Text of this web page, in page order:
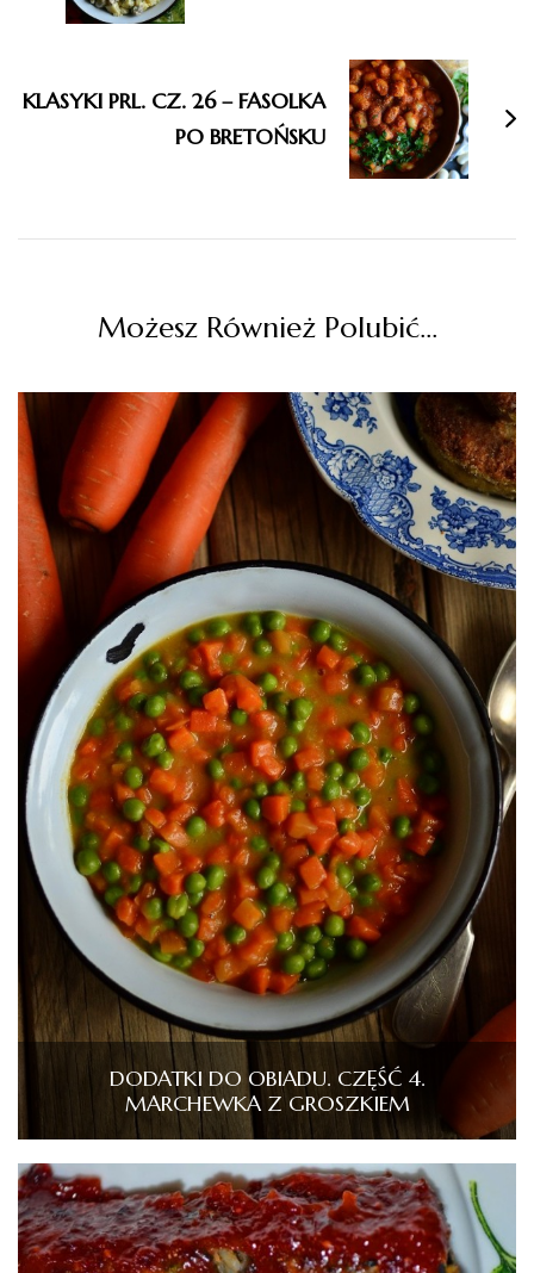
KLASYKI PRL. CZ. 26 – FASOLKA
PO BRETOŃSKU
Możesz Również Polubić…
DODATKI DO OBIADU. CZĘŚĆ 4.
MARCHEWKA Z GROSZKIEM